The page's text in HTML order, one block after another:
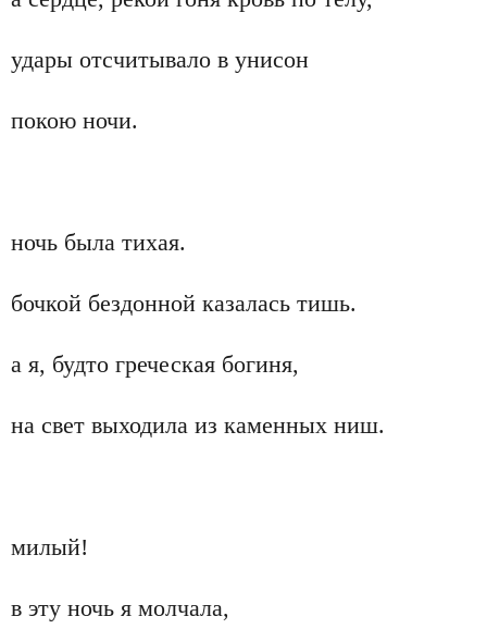
удары отсчитывало в унисон
покою ночи.
ночь была тихая.
бочкой бездонной казалась тишь.
а я, будто греческая богиня,
на свет выходила из каменных ниш.
милый!
в эту ночь я молчала,